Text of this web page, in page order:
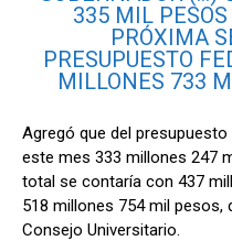
335 MIL
PRÓXIMA
PRESUPUESTO
MILLONES 733
Agregó que del
este mes 333 millones 247
total se contaría con 437
518 millones 754 mil pesos,
Consejo Universitario.